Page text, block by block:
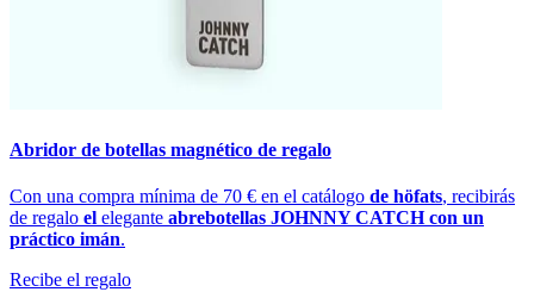
Abridor de botellas magnético de regalo
Con una compra mínima de 70 € en el catálogo de höfats, recibirás
de regalo el elegante abrebotellas JOHNNY CATCH con un
práctico imán.
Recibe el regalo